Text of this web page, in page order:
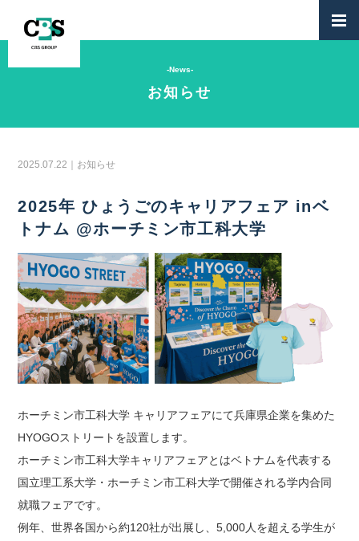
-News-
お知らせ
2025.07.22｜お知らせ
2025年 ひょうごのキャリアフェア inベ
トナム @ホーチミン市工科大学
ホーチミン市工科大学 キャリアフェアにて兵庫県企業を集めた
HYOGOストリートを設置します。
ホーチミン市工科大学キャリアフェアとはベトナムを代表する
国立理工系大学・ホーチミン市工科大学で開催される学内合同
就職フェアです。
例年、世界各国から約120社が出展し、5,000人を超える学生が